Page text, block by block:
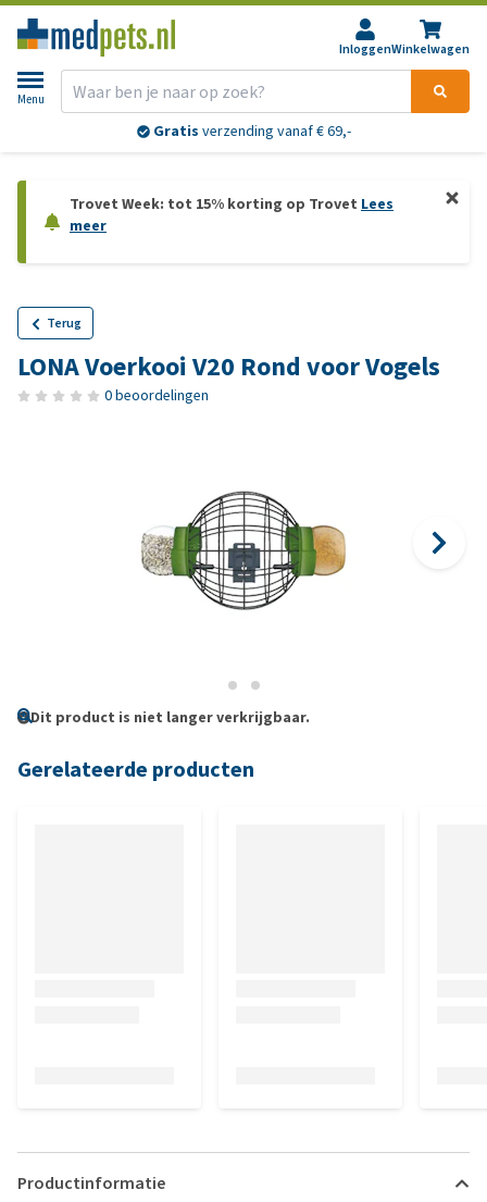
InloggenWinkelwagen
Menu
Gratis verzending vanaf € 69,-
Trovet Week: tot 15% korting op Trovet Lees
meer
Terug
LONA Voerkooi V20 Rond voor Vogels
0 beoordelingen
Dit product is niet langer verkrijgbaar.
Gerelateerde producten
Productinformatie